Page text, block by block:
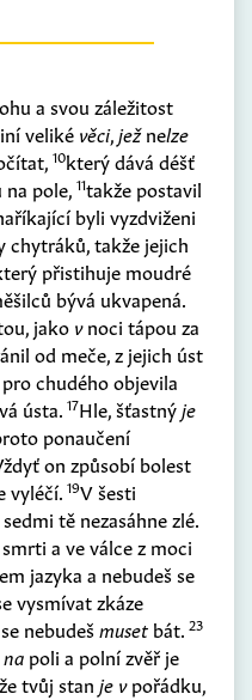
a svou záležitost
veliké věci,ježnelze
10který dává déšť
na pole, 11takže postavil
byli vyzdviženi
chytráků, takže jejich
přistihuje moudré
bývá ukvapená.
jako vnoci tápou za
od meče, z jejich úst
chudého objevila
ústa. 17Hle, šťastnýje
ponaučení
on způsobí bolest
vyléčí. 19V šesti
tě nezasáhne zlé.
a ve válce z moci
jazyka a nebudeš se
vysmívat zkáze
nebudešmuset bát. 23
na poli a polní zvěř je
tvůj stan je vpořádku,